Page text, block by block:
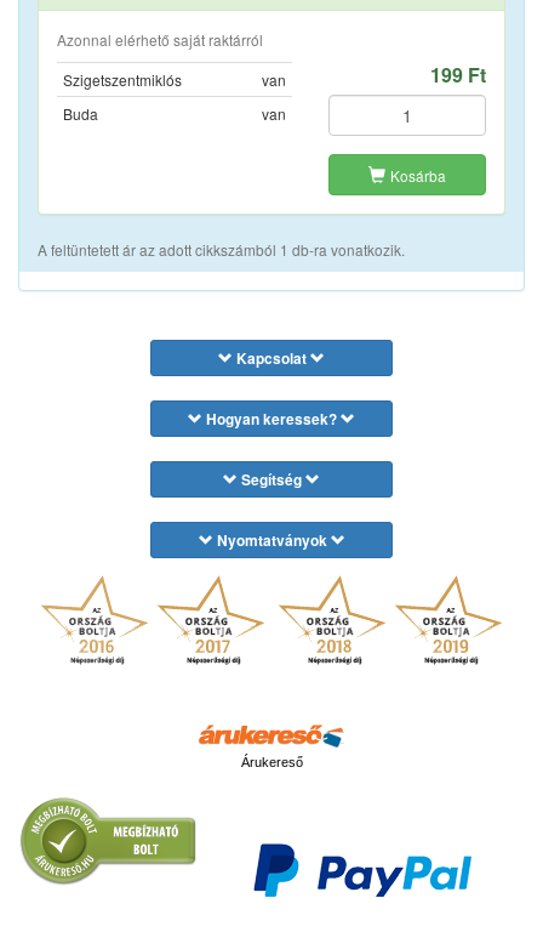
Azonnal elérhető saját raktárról
Szigetszentmiklós
van
Buda
van
199 Ft
Kosárba
A feltüntetett ár az adott cikkszámból 1 db-ra vonatkozik.
Kapcsolat
Hogyan keressek?
Segítség
Nyomtatványok
Árukereső